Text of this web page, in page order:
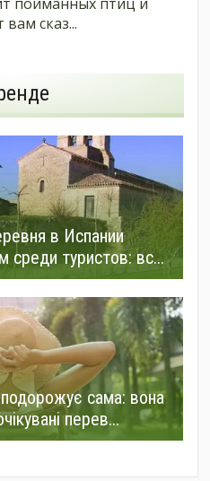
сказ...
в Испании
среди туристов: вс...
сама: вона
перев...